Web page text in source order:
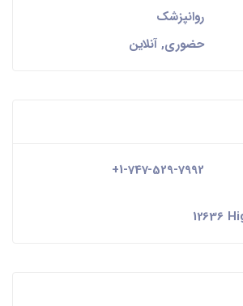
روانپزشک
حضوری, آنلاین
+1-747-529-7992
12636